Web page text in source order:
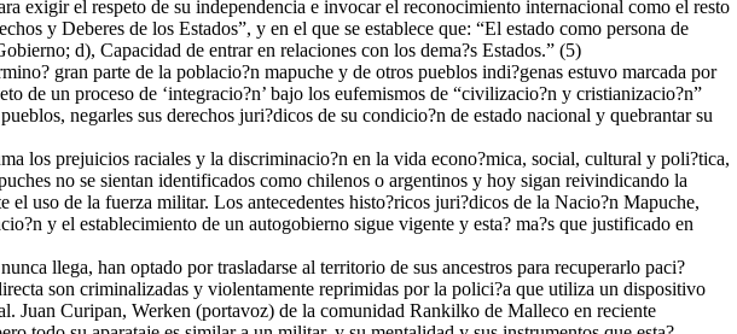
exigir el respeto de su independencia e invocar el reconocimiento internacional como el resto
y Deberes de los Estados”, y en el que se establece que: “El estado como persona de
d), Capacidad de entrar en relaciones con los dema?s Estados.” (5)
gran parte de la poblacio?n mapuche y de otros pueblos indi?genas estuvo marcada por
de un proceso de ‘integracio?n’ bajo los eufemismos de “civilizacio?n y cristianizacio?n”
negarles sus derechos juri?dicos de su condicio?n de estado nacional y quebrantar su
los prejuicios raciales y la discriminacio?n en la vida econo?mica, social, cultural y poli?tica,
no se sientan identificados como chilenos o argentinos y hoy sigan reivindicando la
el uso de la fuerza militar. Los antecedentes histo?ricos juri?dicos de la Nacio?n Mapuche,
y el establecimiento de un autogobierno sigue vigente y esta? ma?s que justificado en
llega, han optado por trasladarse al territorio de sus ancestros para recuperarlo paci?
son criminalizadas y violentamente reprimidas por la polici?a que utiliza un dispositivo
Juan Curipan, Werken (portavoz) de la comunidad Rankilko de Malleco en reciente